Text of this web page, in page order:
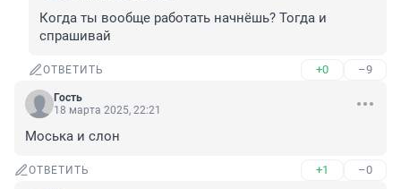
Когда ты вообще работать начнёшь? Тогда и
спрашивай
ОТВЕТИТЬ +0 –9
Гость
18 марта 2025, 22:21
Моська и слон
ОТВЕТИТЬ +1 –0